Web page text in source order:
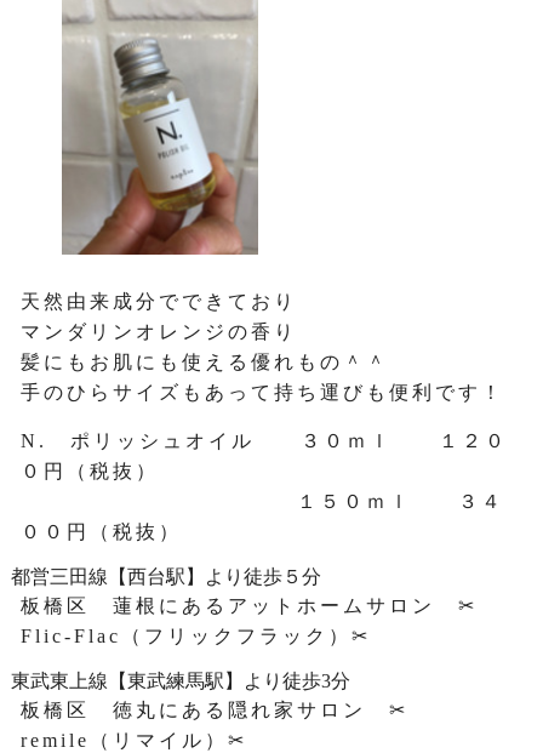
天然由来成分でできており
マンダリンオレンジの香り
髪にもお肌にも使える優れもの＾＾
手のひらサイズもあって持ち運びも便利です！
N. ポリッシュオイル ３０ｍｌ １２０
０円（税抜）
１５０ｍｌ ３４
００円（税抜）
都営三田線【西台駅】より徒歩５分
板橋区 蓮根にあるアットホームサロン ✂
Flic-Flac（フリックフラック）✂
東武東上線【東武練馬駅】より徒歩3分
板橋区 徳丸にある隠れ家サロン ✂
remile（リマイル）✂